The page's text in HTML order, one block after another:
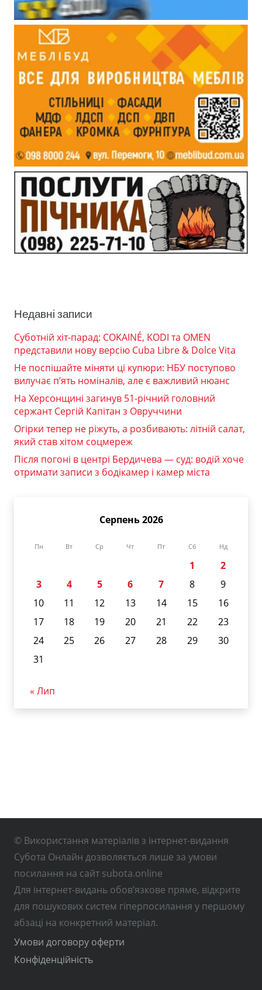
Недавні записи
Суботній хіт-парад: COKAINÉ, KODI та OMEN
представили нову версію Cuba Libre & Dolce Vita
Не поспішайте міняти ці купюри: НБУ поступово
вилучає п’ять номіналів, але є важливий нюанс
На Херсонщині загинув 51-річний головний
сержант Сергій Капітан з Овруччини
Огірки тепер не ріжуть, а розбивають: літній салат,
який став хітом соцмереж
Після погоні в центрі Бердичева — суд: водій хоче
отримати записи з бодікамер і камер міста
Серпень 2026
Пн Вт Ср Чт Пт Сб Нд
1
2
3
4 5 6 7 8
9
10
11 12 13 14 15
16
17
18 19 20 21 22
23
24
25 26 27 28 29
30
31
« Лип
© Використання матеріалів з інтернет-видання
Субота Онлайн дозволяється лише за умови
посилання на сайт subota.online
Для інтернет-видань обов’язкове пряме, відкрите
для пошукових систем гіперпосилання у першому
абзаці на конкретний матеріал.
Умови договору оферти
Конфіденційність